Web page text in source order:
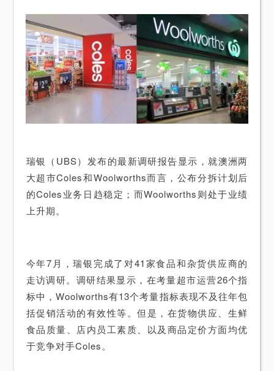
瑞银（UBS）发布的最新调研报告显示，就澳洲两
大超市Coles和Woolworths而言，公布分拆计划后
的Coles业务日趋稳定；而Woolworths则处于业绩
上升期。
今年7月，瑞银完成了对41家食品和杂货供应商的
走访调研。调研结果显示，在考量超市运营26个指
标中，Woolworths有13个考量指标表现不及往年包
括促销活动的有效性等。但是，在货物供应、生鲜
食品质量、店内员工素质、以及商品定价方面均优
于竞争对手Coles。